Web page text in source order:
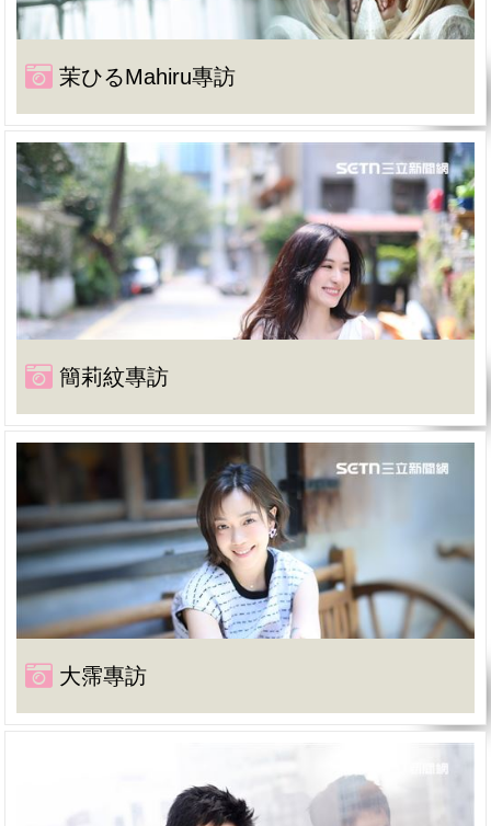
茉ひるMahiru專訪
簡莉紋專訪
大霈專訪